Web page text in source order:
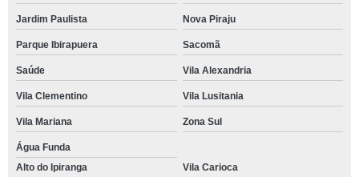
Jardim Paulista Nova Piraju
Parque Ibirapuera Sacomã
Saúde Vila Alexandria
Vila Clementino Vila Lusitania
Vila Mariana Zona Sul
Água Funda
Alto do Ipiranga
Vila Carioca